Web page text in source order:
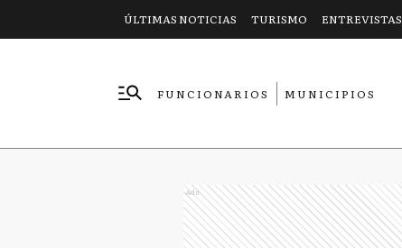
ÚLTIMAS NOTICIAS TURISMO ENTREVISTAS
FUNCIONARIOS
MUNICIPIOS
Ads